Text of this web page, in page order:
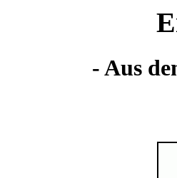
- Aus